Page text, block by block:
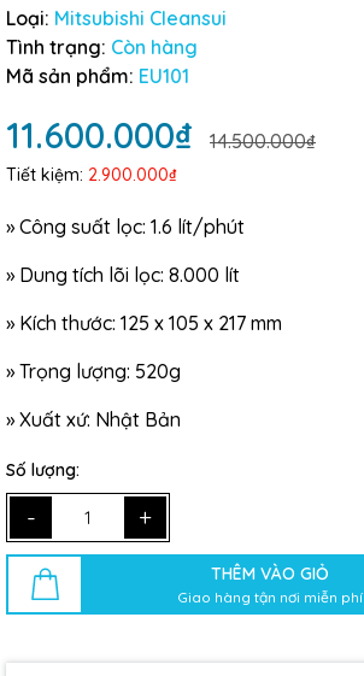
Loại: Mitsubishi Cleansui
Tình trạng: Còn hàng
Mã sản phẩm: EU101
11.600.000₫ 14.500.000₫
Tiết kiệm: 2.900.000₫
» Công suất lọc: 1.6 lít/phút
» Dung tích lõi lọc: 8.000 lít
» Kích thước: 125 x 105 x 217 mm
» Trọng lượng: 520g
» Xuất xứ: Nhật Bản
Số lượng:
- +
THÊM VÀO GIỎ
Giao hàng tận nơi miễn phí